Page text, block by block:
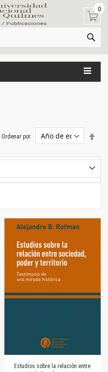
0
Ordenar por
Estudios sobre la relación entre